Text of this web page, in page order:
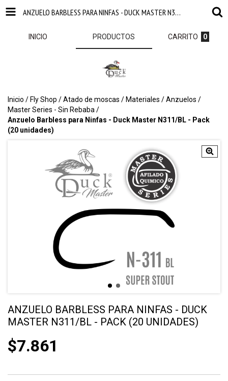
ANZUELO BARBLESS PARA NINFAS - DUCK MASTER N311/BL - PACK (20 UNIDADES)
INICIO PRODUCTOS CARRITO 0
Inicio / Fly Shop /Atado de moscas / Materiales /Anzuelos /
Master Series - Sin Rebaba /
Anzuelo Barbless para Ninfas - Duck Master N311/BL - Pack
(20 unidades)
ANZUELO BARBLESS PARA NINFAS - DUCK
MASTER N311/BL - PACK (20 UNIDADES)
$7.861